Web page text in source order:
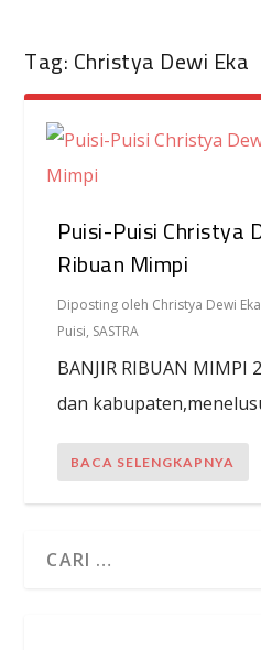
Tag:Christya Dewi Eka
Puisi-Puisi Christya
Ribuan Mimpi
Diposting oleh Christya Dewi Eka
Puisi, SASTRA
BANJIR RIBUAN
dan
BACA SELENGKAPNYA